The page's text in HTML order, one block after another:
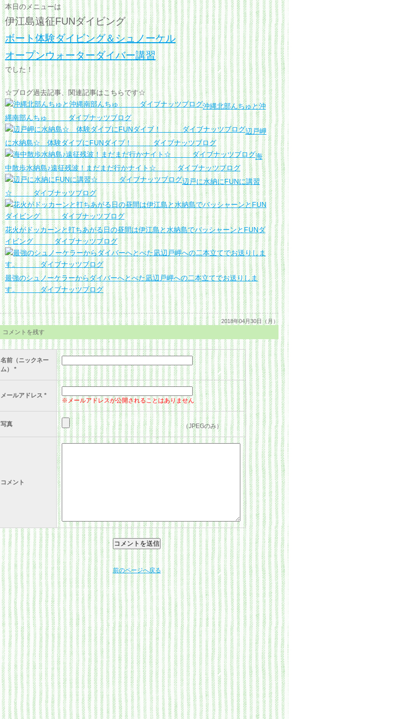
本日のメニューは
伊江島遠征FUNダイビング
ボート体験ダイビング＆シュノーケル
オープンウォーターダイバー講習
でした！
☆ブログ過去記事、関連記事はこちらです☆
沖縄北部んちゅと沖
縄南部んちゅ ダイブナッツブログ
辺戸岬
に水納島☆ 体験ダイブにFUNダイブ！ ダイブナッツブログ
海
中散歩水納島♪遠征残波！まだまだ行かナイト☆ ダイブナッツブログ
辺戸に水納にFUNに講習
☆ ダイブナッツブログ
花火がドッカーンと打ちあがる日の昼間は伊江島と水納島でバッシャーンとFUNダ
イビング ダイブナッツブログ
最強のシュノーケラーからダイバーへとべた凪辺戸岬への二本立てでお送りしま
す。 ダイブナッツブログ
2018年04月30日（月）
コメントを残す
名前（ニックネー
ム）
*
メールアドレス *
※メールアドレスが公開されることはありません
写真 （JPEGのみ）
コメント
前のページへ戻る